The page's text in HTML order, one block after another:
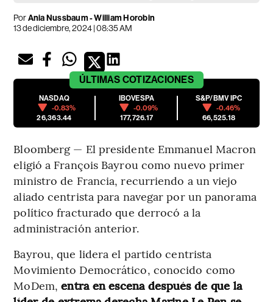
PorAnia Nussbaum - William Horobin
13 de diciembre, 2024 | 08:35 AM
ÚLTIMAS COTIZACIONES
NASDAQ
-0.83%
26,363.44
IBOVESPA
-0.09%
177,726.17
S&P/BMV IPC
-0.46%
66,525.18
Bloomberg — El presidente Emmanuel Macron
eligió a François Bayrou como nuevo primer
ministro de Francia, recurriendo a un viejo
aliado centrista para navegar por un panorama
político fracturado que derrocó a la
administración anterior.
Bayrou, que lidera el partido centrista
Movimiento Democrático, conocido como
MoDem,entra en escena después de que la